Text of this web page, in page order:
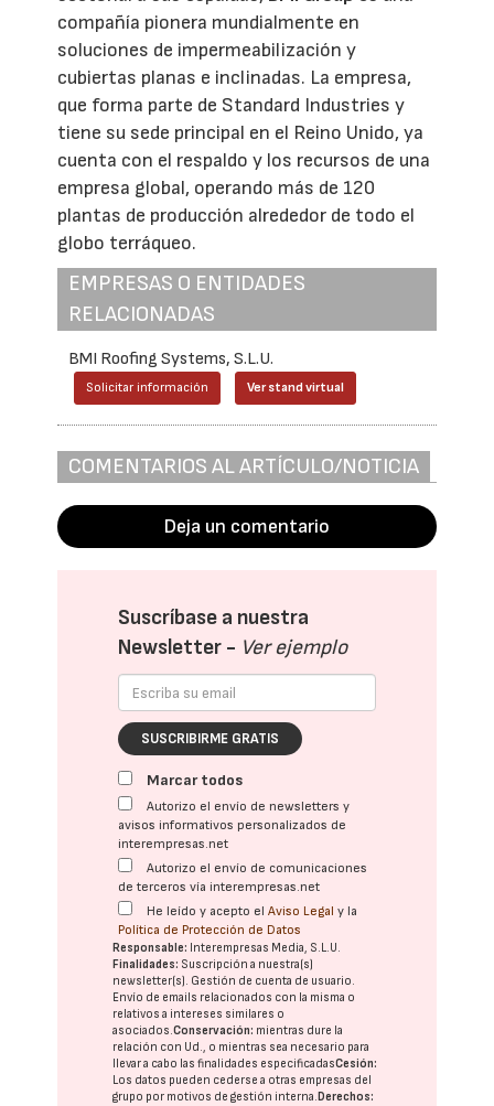
compañía pionera mundialmente en
soluciones de impermeabilización y
cubiertas planas e inclinadas. La empresa,
que forma parte de Standard Industries y
tiene su sede principal en el Reino Unido, ya
cuenta con el respaldo y los recursos de una
empresa global, operando más de 120
plantas de producción alrededor de todo el
globo terráqueo.
EMPRESAS O ENTIDADES
RELACIONADAS
BMI Roofing Systems, S.L.U.
Solicitar información Ver stand virtual
COMENTARIOS AL ARTÍCULO/NOTICIA
Deja un comentario
Suscríbase a nuestra
Newsletter - Ver ejemplo
SUSCRIBIRME GRATIS
Marcar todos
Autorizo el envío de newsletters y
avisos informativos personalizados de
interempresas.net
Autorizo el envío de comunicaciones
de terceros vía interempresas.net
He leído y acepto elAviso Legal y la
Política de Protección de Datos
Responsable: Interempresas Media, S.L.U.
Finalidades: Suscripción a nuestra(s)
newsletter(s). Gestión de cuenta de usuario.
Envío de emails relacionados con la misma o
relativos a intereses similares o
asociados.Conservación: mientras dure la
relación con Ud., o mientras sea necesario para
llevar a cabo las finalidades especificadasCesión:
Los datos pueden cederse a otras empresas del
grupo por motivos de gestión interna. Derechos: